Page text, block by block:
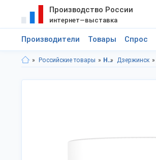
Производство России
интернет—выставка
Производители Товары Спрос
Российские товары Нижегородская область Дзержинск